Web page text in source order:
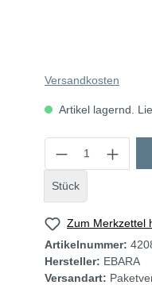
Versandkosten
Artikel lagernd.
Stück
Zum Merkzettel
Artikelnummer:
Hersteller: EBARA
Versandart: